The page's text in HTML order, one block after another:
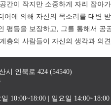
간이 작지만 소중하게 자리 잡아
어에 의해 자신의 목소리를 대변
평등을 보장하고, 그를 통해서 공
층의 사람들이 자신의 생각과 의
시 인북로 424 (54540)
10:00~18:00 | 일요일